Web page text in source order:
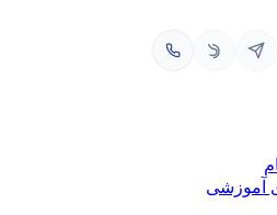
آموزشی